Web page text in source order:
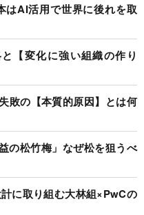
はAI活用で世界に後れを取
【変化に強い組織の作り
敗の【本質的原因】とは何
の松竹梅」なぜ松を狙うべ
に取り組む大林組×PwCの